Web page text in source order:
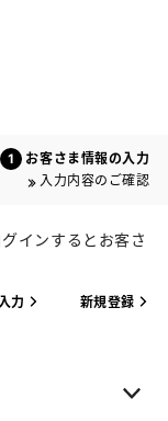
お客さま情報の入力
入力内容のご確認
インするとお客さ
力 新規登録